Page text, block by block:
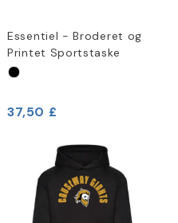
Essentiel - Broderet og
Printet Sportstaske
37,50 £